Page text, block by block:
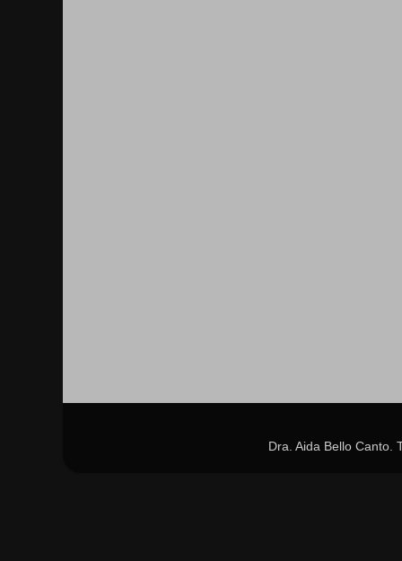
Dra. Aida Bello Canto.